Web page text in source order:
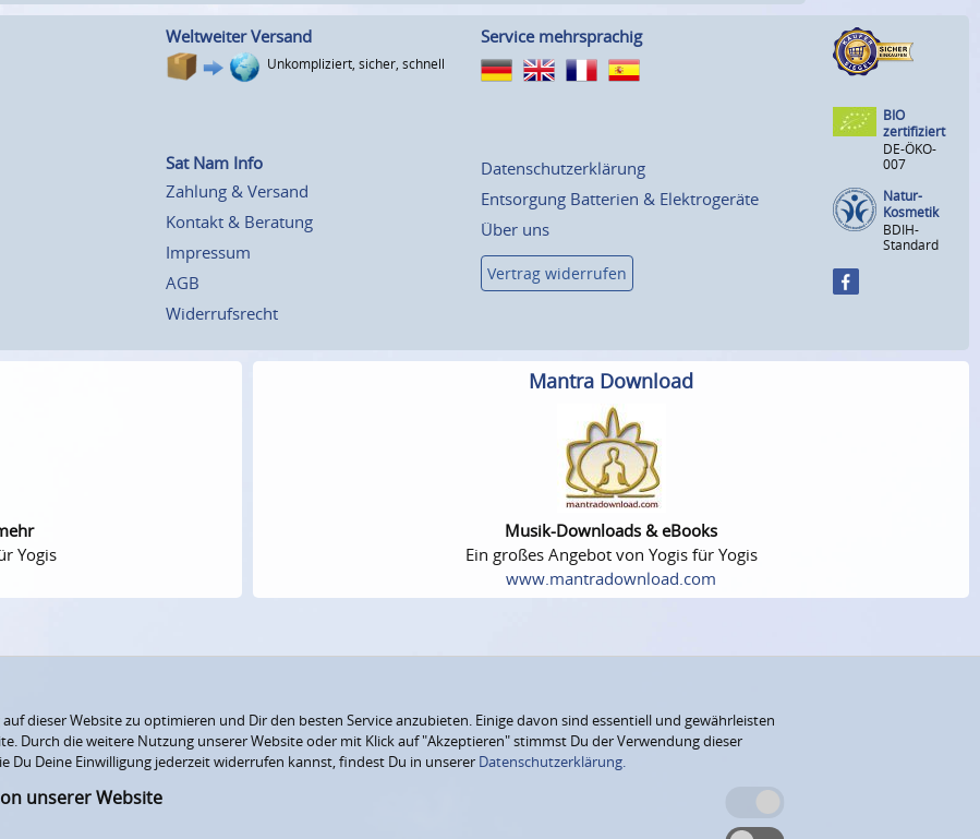
Weltweiter Versand
Unkompliziert, sicher, schnell
Service mehrsprachig
Sat Nam Info
Zahlung & Versand
Kontakt & Beratung
Impressum
AGB
Widerrufsrecht
Datenschutzerklärung
Entsorgung Batterien & Elektrogeräte
Über uns
Vertrag widerrufen
BIO
zertifiziert
DE-ÖKO-
007
Natur-
Kosmetik
BDIH-
Standard
Yogis
Mantra Download
Musik-Downloads & eBooks
Ein großes Angebot von Yogis für Yogis
www.mantradownload.com
dieser Website zu optimieren und Dir den besten Service anzubieten. Einige davon sind essentiell und gewährleisten
Durch die weitere Nutzung unserer Website oder mit Klick auf "Akzeptieren" stimmst Du der Verwendung dieser
Du Deine Einwilligung jederzeit widerrufen kannst, findest Du in unserer Datenschutzerklärung.
unserer Website